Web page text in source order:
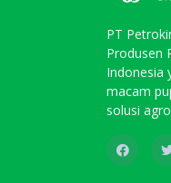
PT
Produsen
Indonesia
macam
solusi